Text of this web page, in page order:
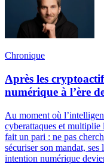
Chronique
Après les
numérique à l’ère
Au moment où
cyberattaques et multiplie
fait un pari : ne pas
sécuriser son mandat,
intention numérique